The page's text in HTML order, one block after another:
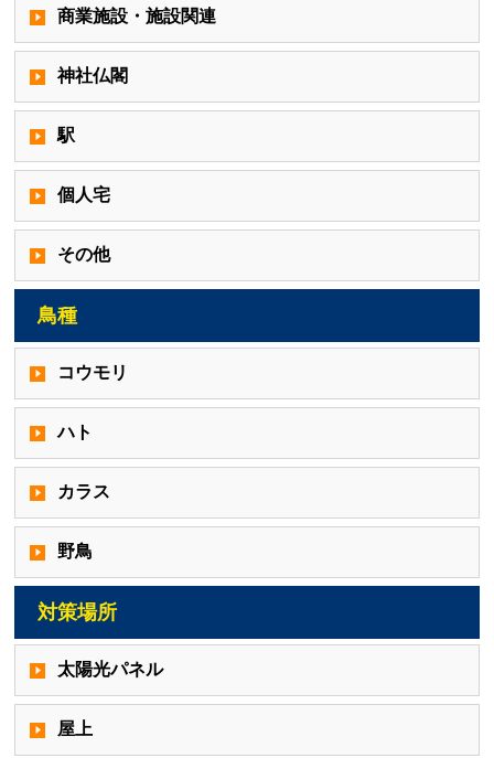
商業施設・施設関連
神社仏閣
駅
個人宅
その他
鳥種
コウモリ
ハト
カラス
野鳥
対策場所
太陽光パネル
屋上